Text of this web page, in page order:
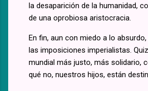
la desaparición de la humanidad,
de una oprobiosa aristocracia.
En fin, aun con miedo a lo
las imposiciones imperialistas.
mundial más justo, más solidario,
qué no, nuestros hijos, están